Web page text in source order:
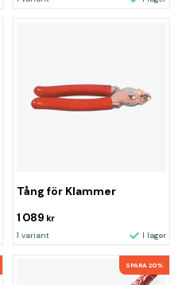
Tång för Klammer
1 089 kr
1 variant I lager
SPARA 20%